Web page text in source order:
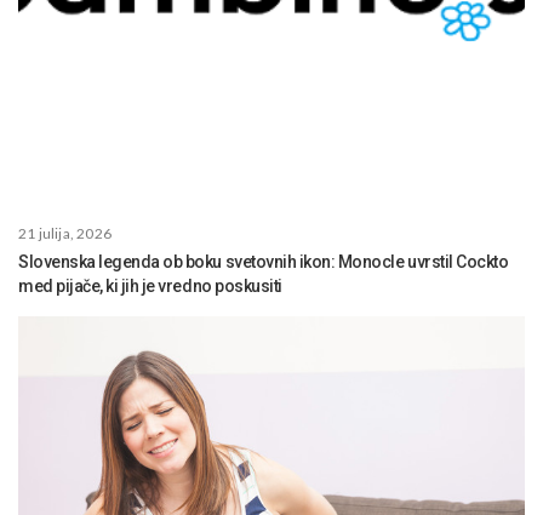
21 julija, 2026
Slovenska legenda ob boku svetovnih ikon: Monocle uvrstil Cockto
med pijače, ki jih je vredno poskusiti